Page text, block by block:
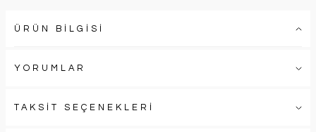
ÜRÜN BİLGİSİ
YORUMLAR
TAKSİT SEÇENEKLERİ